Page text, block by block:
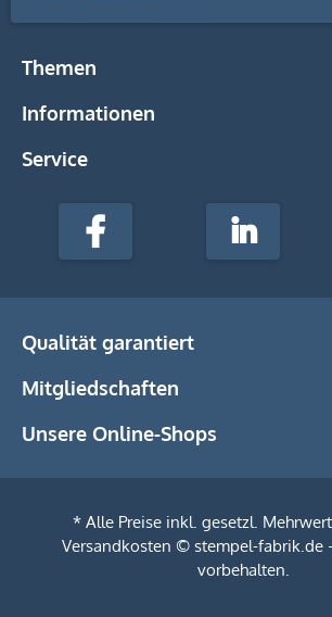
Themen
Informationen
Service
stempel-
Media
Facebook LinkedIn
Qualität garantiert
Mitgliedschaften
Unsere Online-Shops
* Alle Preise inkl. gesetzl.
Versandkosten © stempel-fabrik.de
vorbehalten.